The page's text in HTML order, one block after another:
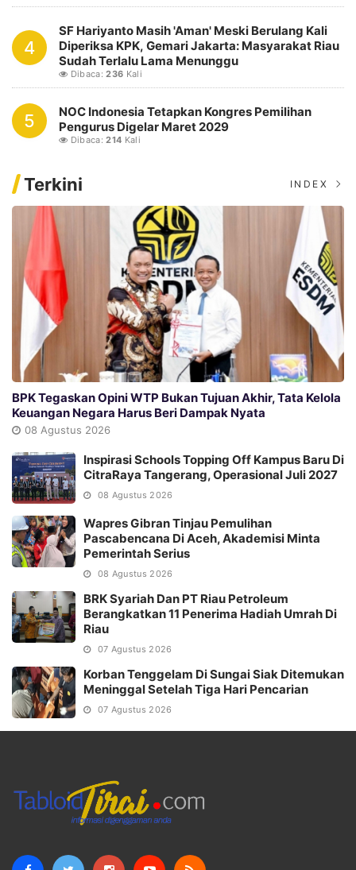
4
SF Hariyanto Masih 'Aman' Meski Berulang Kali
Diperiksa KPK, Gemari Jakarta: Masyarakat Riau
Sudah Terlalu Lama Menunggu
Dibaca:236 Kali
5
NOC Indonesia Tetapkan Kongres Pemilihan
Pengurus Digelar Maret 2029
Dibaca:214 Kali
Terkini INDEX
BPK Tegaskan Opini WTP Bukan Tujuan Akhir, Tata Kelola
Keuangan Negara Harus Beri Dampak Nyata
08 Agustus 2026
Inspirasi Schools Topping Off Kampus Baru Di
CitraRaya Tangerang, Operasional Juli 2027
08 Agustus 2026
Wapres Gibran Tinjau Pemulihan
Pascabencana Di Aceh, Akademisi Minta
Pemerintah Serius
08 Agustus 2026
BRK Syariah Dan PT Riau Petroleum
Berangkatkan 11 Penerima Hadiah Umrah Di
Riau
07 Agustus 2026
Korban Tenggelam Di Sungai Siak Ditemukan
Meninggal Setelah Tiga Hari Pencarian
07 Agustus 2026